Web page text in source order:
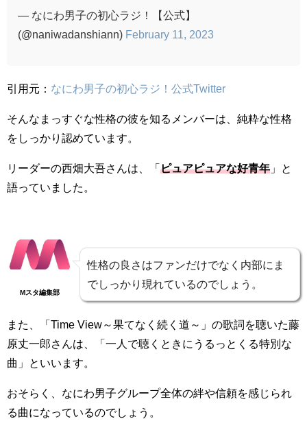
— なにわ男子の初心ラジ！【公式】
(@naniwadanshiann) February 11, 2023
引用元： なにわ男子の初心ラジ！公式Twitter
そんなまっすぐな性格の彼を知るメンバーは、純粋な性格
をしっかり認めています。
リーダーの西畑大吾さんは、「 ピュアピュアな好青年 」と
語っていました。
Mスタ編集部
性格の良さはファンだけでなく内部にま
でしっかり現れているのでしょう。
また、「Time View～果てなく続く道～」の歌詞を聴いた藤
原丈一郎さんは、「一人で聴くときにうるっとくる特別な
曲」といいます。
おそらく、なにわ男子グループ全体の絆や信頼を感じられ
る曲になっているのでしょう。